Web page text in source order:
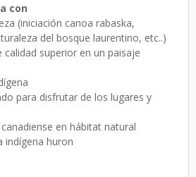
con
(iniciación canoa rabaska,
del bosque laurentino, etc..)
calidad superior en un paisaje
para disfrutar de los lugares y
en hábitat natural
indígena huron